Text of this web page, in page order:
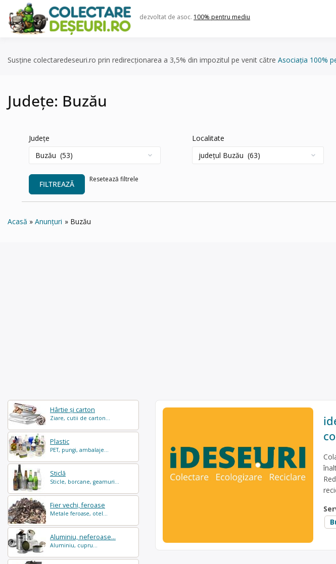
content
dezvoltat de asoc. 100% pentru mediu
Susține colectaredeseuri.ro prin redirecționarea a 3,5% din impozitul pe venit către Asociația 100%
Județe: Buzău
Județe Localitate
FILTREAZĂ
Resetează filtrele
Acasă Anunțuri Buzău
Hârtie și carton
Ziare, cutii de carton...
Plastic
PET, pungi, ambalaje...
Sticlă
Sticle, borcane, geamuri...
Fier vechi, feroase
Metale feroase, otel...
Aluminiu, neferoase...
Aluminiu, cupru...